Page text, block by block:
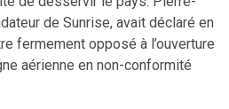
de Sunrise, avait déclaré en
fermement opposé à l’ouverture
aérienne en non-conformité